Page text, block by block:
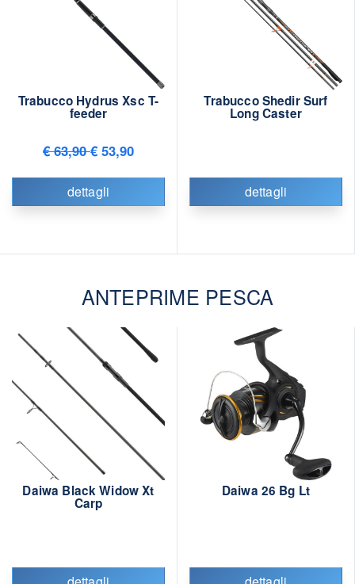
Trabucco Hydrus Xsc T-
feeder
€ 63,90€ 53,90
dettagli
Trabucco Shedir Surf
Long Caster
dettagli
ANTEPRIME PESCA
Daiwa Black Widow Xt
Carp
Daiwa 26 Bg Lt